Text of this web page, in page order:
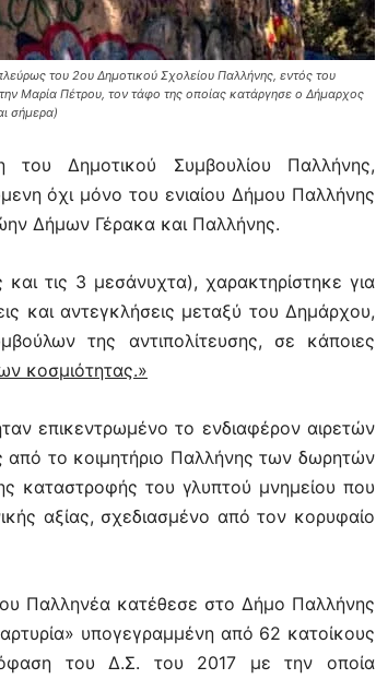
του 2ου Δημοτικού Σχολείου Παλλήνης, εντός του
Μαρία Πέτρου, τον τάφο της οποίας κατάργησε ο Δήμαρχος
σήμερα)
του Δημοτικού Συμβουλίου Παλλήνης,
όχι μόνο του ενιαίου Δήμου Παλλήνης
Δήμων Γέρακα και Παλλήνης.
τις 3 μεσάνυχτα), χαρακτηρίστηκε για
και αντεγκλήσεις μεταξύ του Δημάρχου,
της αντιπολίτευσης, σε κάποιες
κοσμιότητας.»
επικεντρωμένο το ενδιαφέρον αιρετών
το κοιμητήριο Παλλήνης των δωρητών
καταστροφής του γλυπτού μνημείου που
αξίας, σχεδιασμένο από τον κορυφαίο
Παλληνέα κατέθεσε στο Δήμο Παλλήνης
υπογεγραμμένη από 62 κατοίκους
του Δ.Σ. του 2017 με την οποία